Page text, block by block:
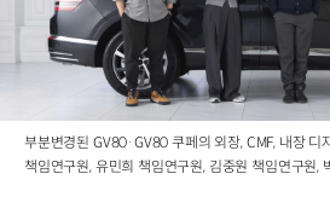
부분변경된 GV80·GV80 쿠페의 외장, CMF, 내장
책임연구원, 유민희 책임연구원, 김중원 책임연구원,